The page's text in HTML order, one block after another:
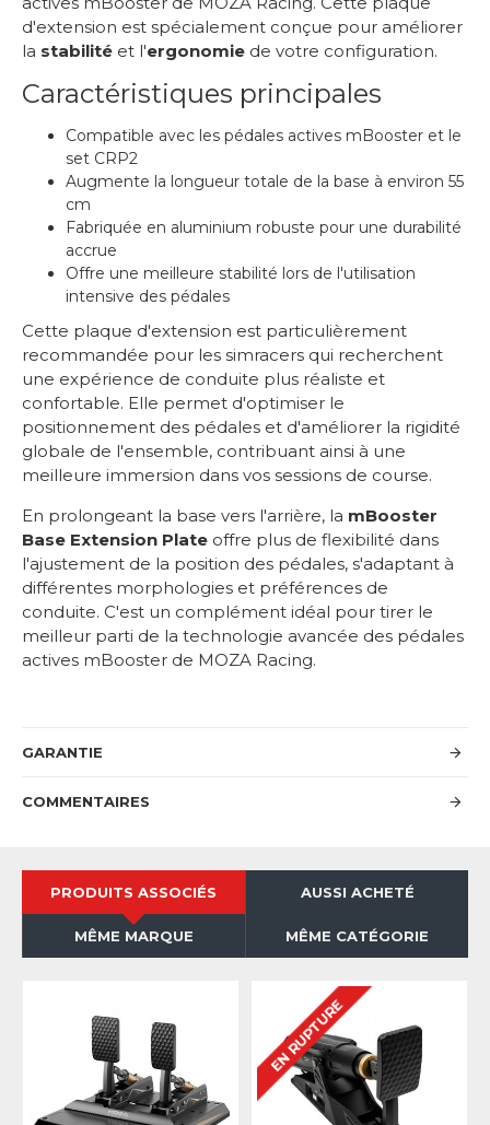
d'extension est spécialement conçue pour améliorer
la stabilité et l'ergonomie de votre configuration.
Caractéristiques principales
Compatible avec les pédales actives mBooster et le
set CRP2
Augmente la longueur totale de la base à environ 55
cm
Fabriquée en aluminium robuste pour une durabilité
accrue
Offre une meilleure stabilité lors de l'utilisation
intensive des pédales
Cette plaque d'extension est particulièrement
recommandée pour les simracers qui recherchent
une expérience de conduite plus réaliste et
confortable. Elle permet d'optimiser le
positionnement des pédales et d'améliorer la rigidité
globale de l'ensemble, contribuant ainsi à une
meilleure immersion dans vos sessions de course.
En prolongeant la base vers l'arrière, la mBooster
Base Extension Plate offre plus de flexibilité dans
l'ajustement de la position des pédales, s'adaptant à
différentes morphologies et préférences de
conduite. C'est un complément idéal pour tirer le
meilleur parti de la technologie avancée des pédales
actives mBooster de MOZA Racing.
GARANTIE
COMMENTAIRES
PRODUITS ASSOCIÉS AUSSI ACHETÉ
MÊME MARQUE MÊME CATÉGORIE
EN RUPTURE